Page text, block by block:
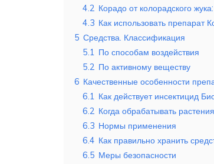
4.2 Корадо от колорадского
4.3 Как использовать препарат
5 Средства. Классификация
5.1 По способам воздействия
5.2 По активному веществу
6 Качественные особенности
6.1 Как действует инсектицид
6.2 Когда обрабатывать растения
6.3 Нормы применения
6.4 Как правильно хранить
6.5 Меры безопасности